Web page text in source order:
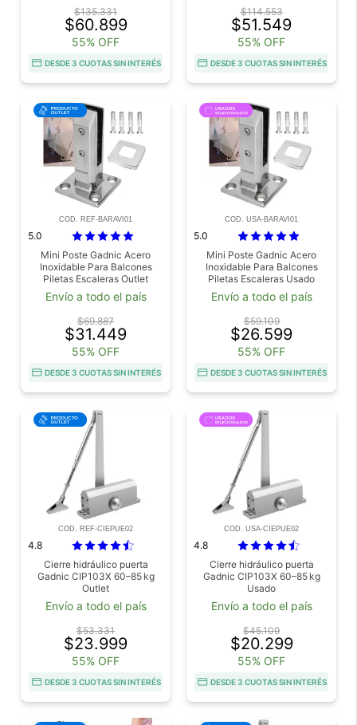
$135.331
$60.899
55% OFF
DESDE 3 CUOTAS SIN INTERÉS
$114.553
$51.549
55% OFF
DESDE 3 CUOTAS SIN INTERÉS
COD. REF-BARAVI01
5.0
Mini Poste Gadnic Acero
Inoxidable Para Balcones
Piletas Escaleras Outlet
Envío a todo el país
$69.887
$31.449
55% OFF
DESDE 3 CUOTAS SIN INTERÉS
COD. USA-BARAVI01
5.0
Mini Poste Gadnic Acero
Inoxidable Para Balcones
Piletas Escaleras Usado
Envío a todo el país
$59.109
$26.599
55% OFF
DESDE 3 CUOTAS SIN INTERÉS
COD. REF-CIEPUE02
4.8
Cierre hidráulico puerta
Gadnic CIP103X 60–85 kg
Outlet
Envío a todo el país
$53.331
$23.999
55% OFF
DESDE 3 CUOTAS SIN INTERÉS
COD. USA-CIEPUE02
4.8
Cierre hidráulico puerta
Gadnic CIP103X 60–85 kg
Usado
Envío a todo el país
$45.109
$20.299
55% OFF
DESDE 3 CUOTAS SIN INTERÉS